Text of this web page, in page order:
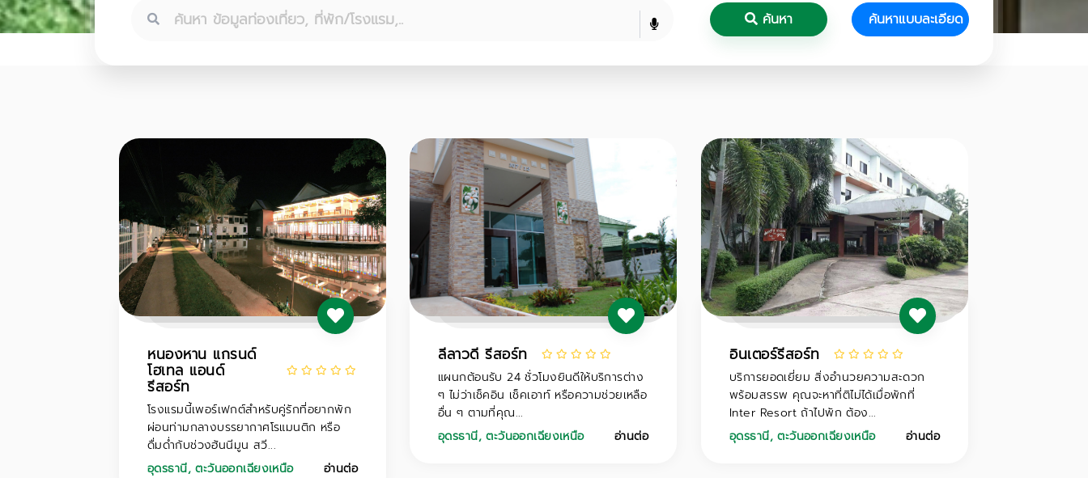
ค้นหา ค้นหาแบบละเอียด
หนองหาน แกรนด์
โฮเทล แอนด์
รีสอร์ท
โรงแรมนี้เพอร์เฟกต์สำหรับคู่รักที่อยากพัก
ผ่อนท่ามกลางบรรยากาศโรแมนติก หรือ
ดื่มด่ำกับช่วงฮันนีมูน สวี...
อุดรธานี,ตะวันออกเฉียงเหนือ อ่านต่อ
ลีลาวดี รีสอร์ท
แผนกต้อนรับ 24 ชั่วโมงยินดีให้บริการต่าง
ๆ ไม่ว่าเช็คอิน เช็คเอาท์ หรือความช่วยเหลือ
อื่น ๆ ตามที่คุณ...
อุดรธานี,ตะวันออกเฉียงเหนือ อ่านต่อ
อินเตอร์รีสอร์ท
บริการยอดเยี่ยม สิ่งอำนวยความสะดวก
พร้อมสรรพ คุณจะหาที่ติไม่ได้เมื่อพักที่
Inter Resort ถ้าไปพัก ต้อง...
อุดรธานี,ตะวันออกเฉียงเหนือ อ่านต่อ